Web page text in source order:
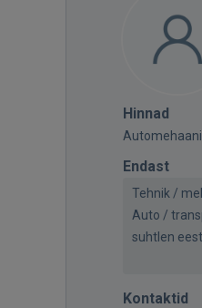
Hinnad
Endast
Tehnik /
Auto /
suhtlen
Kontaktid